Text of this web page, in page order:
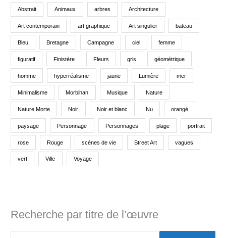
Abstrait Animaux arbres Architecture
Art contemporain art graphique Art singulier bateau
Bleu Bretagne Campagne ciel femme
figuratif Finistère Fleurs gris géométrique
homme hyperréalisme jaune Lumière mer
Minimalisme Morbihan Musique Nature
Nature Morte Noir Noir et blanc Nu orangé
paysage Personnage Personnages plage portrait
rose Rouge scènes de vie Street Art vagues
vert Ville Voyage
Recherche par titre de l’œuvre